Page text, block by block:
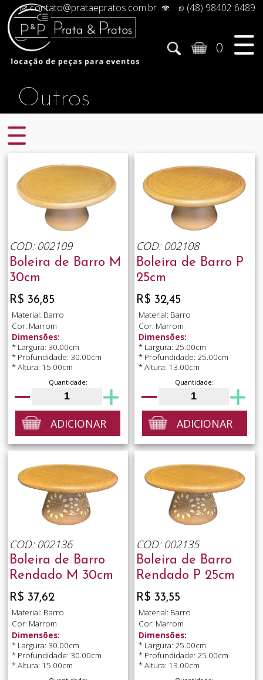
contato@prataepratos.com.br (48) 98402 6489
0
Outros
COD: 002109
Boleira de Barro M
30cm
R$ 36,85
Material: Barro
Cor: Marrom
Dimensões:
* Largura: 30.00cm
* Profundidade: 30.00cm
* Altura: 15.00cm
Quantidade:
ADICIONAR
COD: 002108
Boleira de Barro P
25cm
R$ 32,45
Material: Barro
Cor: Marrom
Dimensões:
* Largura: 25.00cm
* Profundidade: 25.00cm
* Altura: 13.00cm
Quantidade:
ADICIONAR
COD: 002136
Boleira de Barro
Rendado M 30cm
R$ 37,62
Material: Barro
Cor: Marrom
Dimensões:
* Largura: 30.00cm
* Profundidade: 30.00cm
* Altura: 15.00cm
COD: 002135
Boleira de Barro
Rendado P 25cm
R$ 33,55
Material: Barro
Cor: Marrom
Dimensões:
* Largura: 25.00cm
* Profundidade: 25.00cm
* Altura: 13.00cm